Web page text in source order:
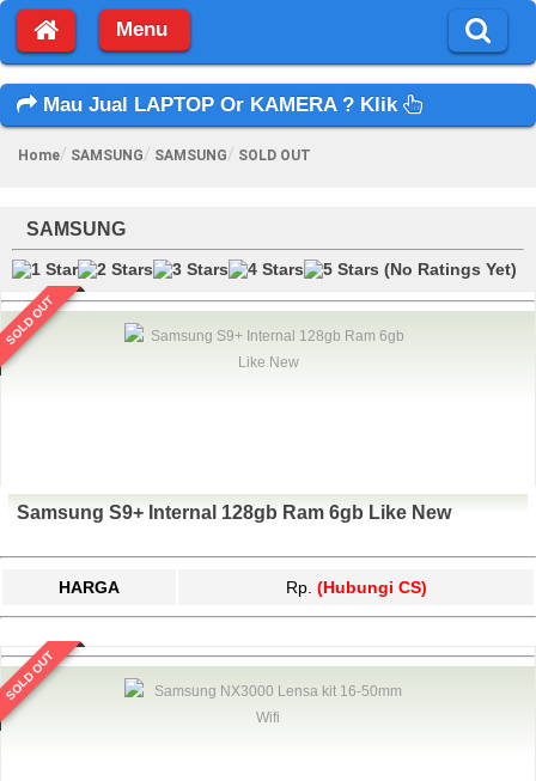
Menu
Mau Jual LAPTOP Or KAMERA ? Klik
Home SAMSUNG SAMSUNG SOLD OUT
SAMSUNG
(No Ratings Yet)
SOLD OUT
Samsung S9+ Internal 128gb Ram 6gb Like New
HARGA Rp. (Hubungi CS)
SOLD OUT